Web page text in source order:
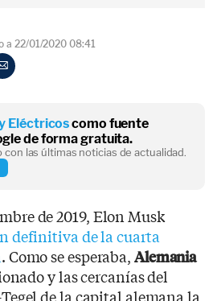
a 22/01/2020 08:41
Eléctricoscomo fuente
de forma gratuita.
las últimas noticias de actualidad.
de 2019, Elon Musk
definitiva de la cuarta
. Como se esperaba, Alemania
y las cercanías del
de la capital alemana la